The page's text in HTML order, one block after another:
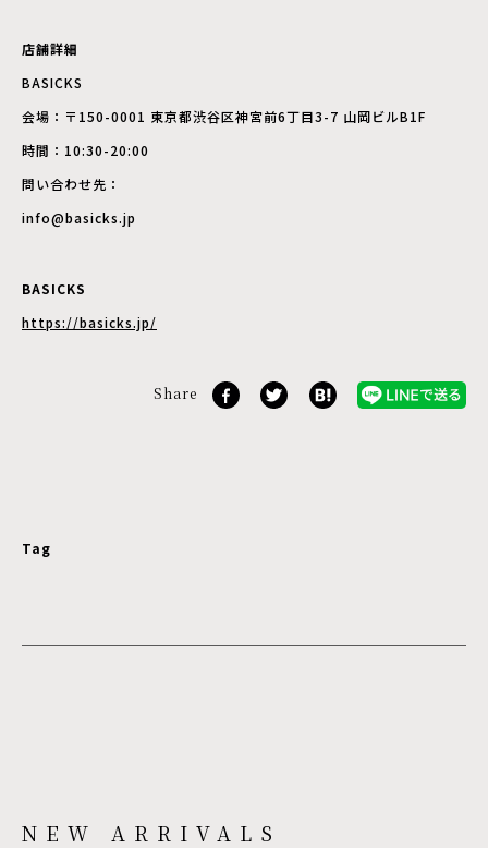
店舗詳細
BASICKS
会場：〒150-0001 東京都渋谷区神宮前6丁目3-7 山岡ビルB1F
時間：10:30-20:00
問い合わせ先：
info@basicks.jp
BASICKS
https://basicks.jp/
Share
Tag
NEW ARRIVALS